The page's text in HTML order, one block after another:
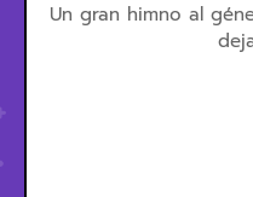
Un gran himno al